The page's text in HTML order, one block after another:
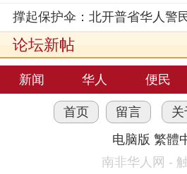
明辉
撑起保护伞：北开普省华人警
实事
论坛新帖
新闻 华人 便民
首页 留言 关
电脑版 繁體
南非华人网 -